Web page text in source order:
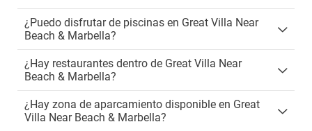
¿Puedo disfrutar de piscinas en Great Villa Near
Beach & Marbella?
¿Hay restaurantes dentro de Great Villa Near
Beach & Marbella?
¿Hay zona de aparcamiento disponible en Great
Villa Near Beach & Marbella?